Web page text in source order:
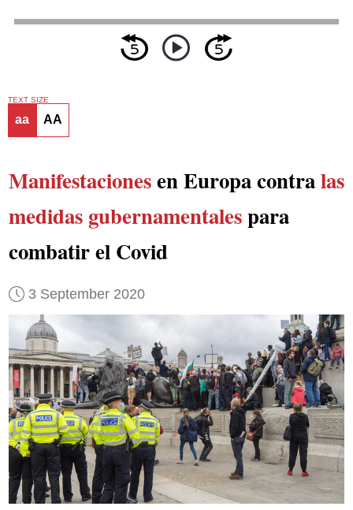
TEXT SIZE
aa AA
Manifestacionesen Europa contralas
medidas gubernamentalespara
combatir el Covid
3 September 2020